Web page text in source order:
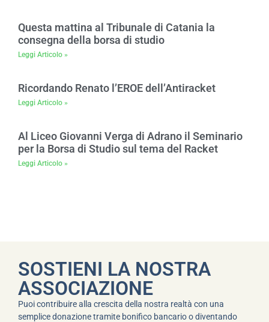
Questa mattina al Tribunale di Catania la
consegna della borsa di studio
Leggi Articolo »
Ricordando Renato l’EROE dell’Antiracket
Leggi Articolo »
Al Liceo Giovanni Verga di Adrano il Seminario
per la Borsa di Studio sul tema del Racket
Leggi Articolo »
SOSTIENI LA NOSTRA
ASSOCIAZIONE
Puoi contribuire alla crescita della nostra realtà con una
semplice donazione tramite bonifico bancario o diventando